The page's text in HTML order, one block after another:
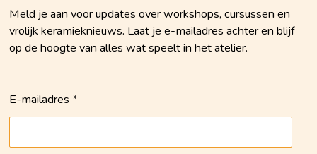
Meld je aan voor updates over workshops, cursussen en
vrolijk keramieknieuws. Laat je e-mailadres achter en blijf
op de hoogte van alles wat speelt in het atelier.
E-mailadres *